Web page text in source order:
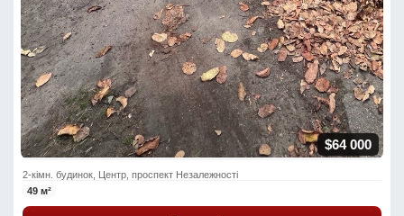
$64 000
2-кімн. будинок, Центр, проспект Незалежності
49 м²